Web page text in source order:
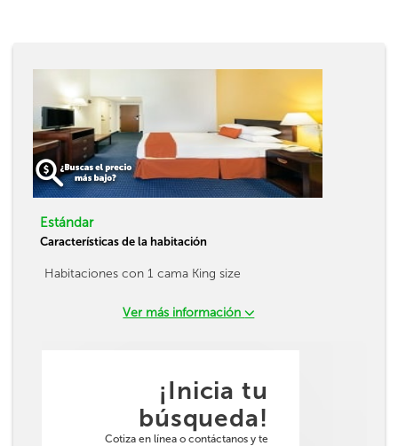
Estándar
Características de la habitación
Habitaciones con 1 cama King size
Ver más información
¡Inicia tu
búsqueda!
Cotiza en línea o contáctanos y te